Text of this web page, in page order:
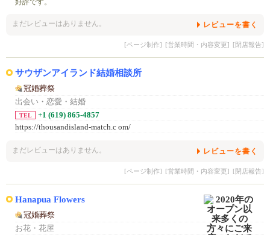
好評です。
まだレビューはありません。 レビューを書く
[ページ制作] [営業時間・内容変更] [閉店報告]
サウザンアイランド結婚相談所
冠婚葬祭
出会い・恋愛・結婚
TEL
+1 (619) 865-4857
https://thousandisland-match.c om/
まだレビューはありません。 レビューを書く
[ページ制作] [営業時間・内容変更] [閉店報告]
Hanapua Flowers
冠婚葬祭
お花・花屋